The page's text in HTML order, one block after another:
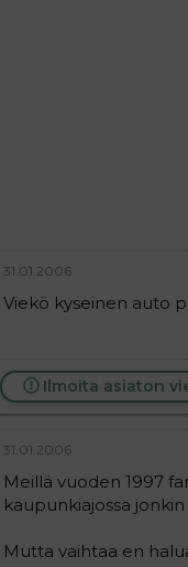
31.01.2006
Viekö kyseinen auto
Ilmoita asiaton
31.01.2006
Meillä vuoden 1997
kaupunkiajossa
Mutta vaihtaa en